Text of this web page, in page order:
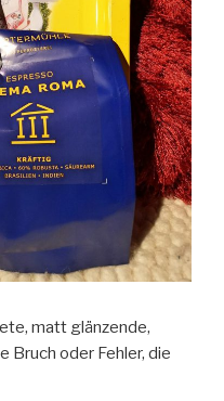
matt glänzende,
Bruch oder Fehler, die